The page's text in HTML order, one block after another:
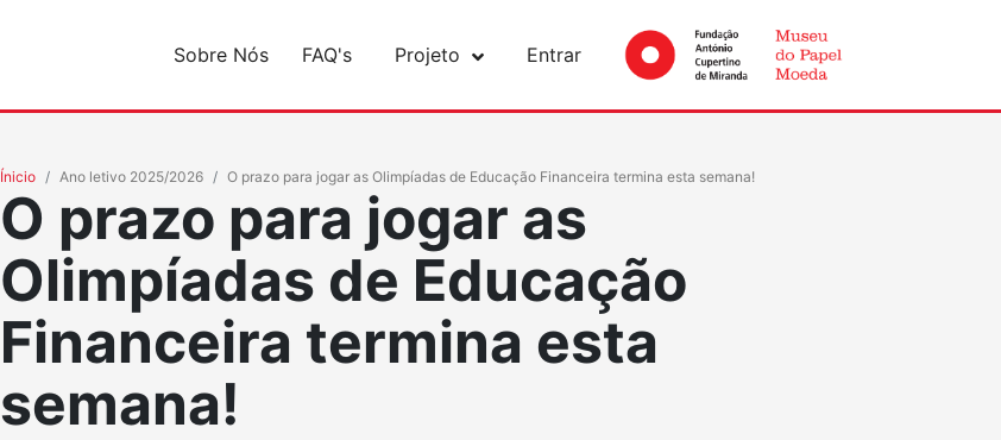
Sobre Nós FAQ's Projeto Entrar
Ínicio Ano letivo 2025/2026 O prazo para jogar as Olimpíadas de Educação Financeira termina esta semana!
O prazo para jogar as
Olimpíadas de Educação
Financeira termina esta
semana!